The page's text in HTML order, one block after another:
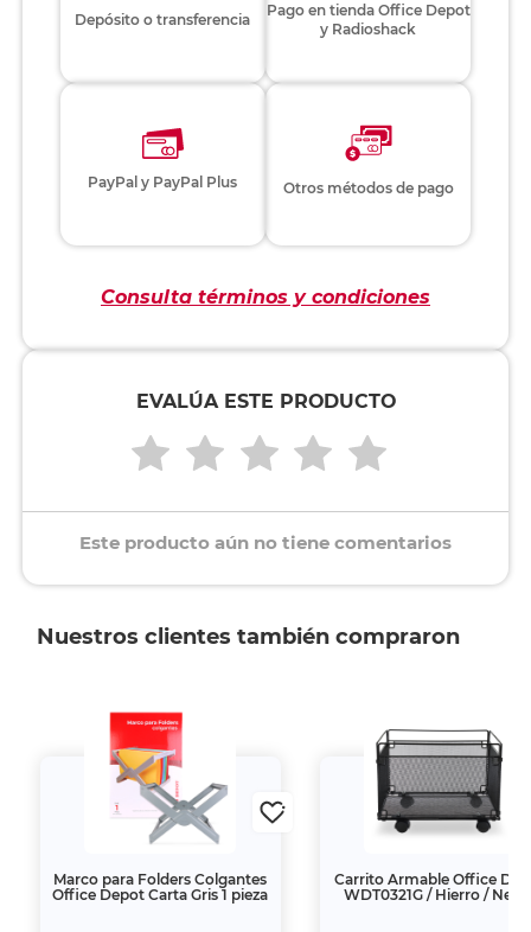
Depósito o transferencia
Pago en tienda Office Depot
y Radioshack
PayPal y PayPal Plus Otros métodos de pago
Consulta términos y condiciones
EVALÚA ESTE PRODUCTO
Este producto aún no tiene comentarios
Nuestros clientes también compraron
Marco para Folders Colgantes
Office Depot Carta Gris 1 pieza
Carrito Armable Office
WDT0321G / Hierro /